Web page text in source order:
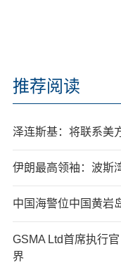
推荐阅读
泽连斯基：将联系美
伊朗最高领袖：波斯
中国海警位中国黄岩
GSMA Ltd首席执行
界